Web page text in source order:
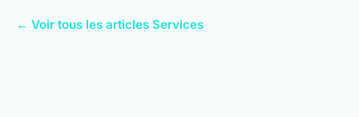
← Voir tous les articles Services